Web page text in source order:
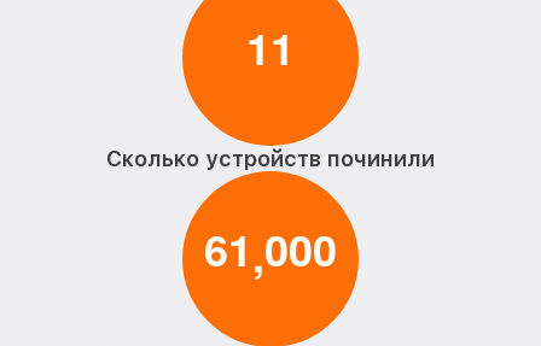
11
Сколько устройств починили
61,000